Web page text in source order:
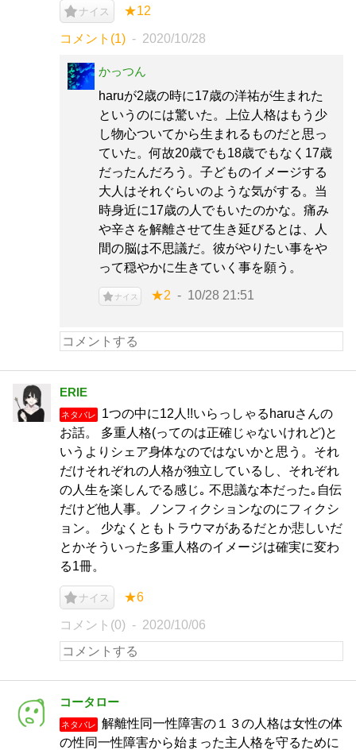
ナイス ★12
コメント(1) 2020/10/28
かっつん
haruが2歳の時に17歳の洋祐が生まれた
というのには驚いた。上位人格はもう少
し物心ついてから生まれるものだと思っ
ていた。何故20歳でも18歳でもなく17歳
だったんだろう。子どものイメージする
大人はそれぐらいのような気がする。当
時身近に17歳の人でもいたのかな。痛み
や辛さを解離させて生き延びるとは、人
間の脳は不思議だ。彼がやりたい事をや
って穏やかに生きていく事を願う。
ナイス ★2 10/28 21:51
ERIE
ネタバレ
1つの中に12人!!いらっしゃるharuさんの
お話。 多重人格(ってのは正確じゃないけれど)と
いうよりシェア身体なのではないかと思う。それ
だけそれぞれの人格が独立しているし、それぞれ
の人生を楽しんでる感じ｡ 不思議な本だった｡自伝
だけど他人事。ノンフィクションなのにフィクシ
ョン。 少なくともトラウマがあるだとか悲しいだ
とかそういった多重人格のイメージは確実に変わ
る1冊。
ナイス ★6
コメント(0) 2020/10/06
コータロー
ネタバレ
解離性同一性障害の１３の人格は女性の体
の性同一性障害から始まった主人格を守るために